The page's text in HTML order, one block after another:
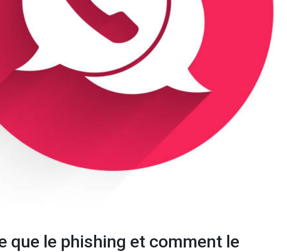
que le phishing et comment le